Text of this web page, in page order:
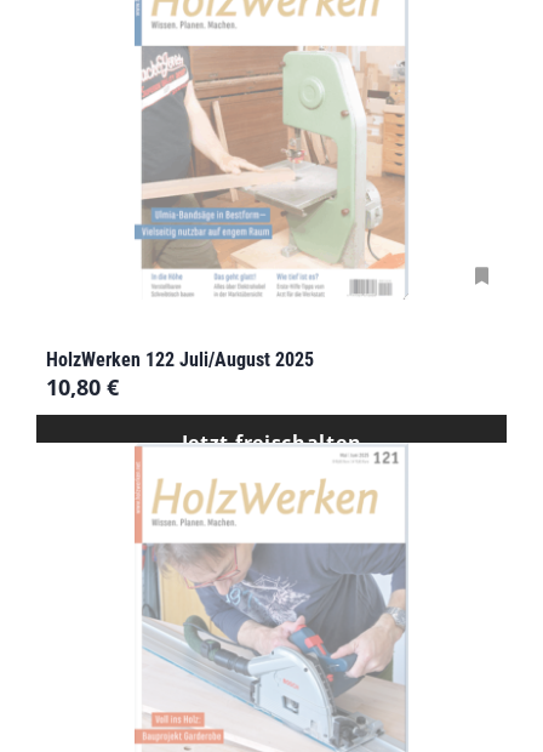
HolzWerken 122 Juli/August 2025
10,80 €
Jetzt freischalten